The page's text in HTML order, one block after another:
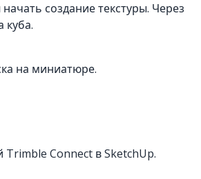
создание текстуры. Через
куба.
на миниатюре.
Connect в SketchUp.